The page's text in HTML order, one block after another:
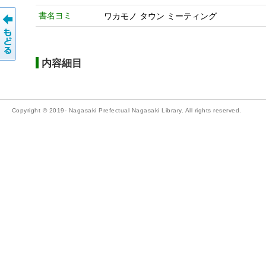
書名ヨミ ワカモノ タウン ミーティング
内容細目
Copyright © 2019- Nagasaki Prefectual Nagasaki Library. All rights reserved.